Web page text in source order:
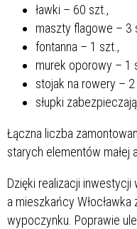
ławki – 60 szt.,
maszty flagowe – 3
fontanna – 1 szt.,
murek oporowy – 1
stojak na rowery – 2
słupki
Łączna liczba
starych elementów małej
Dzięki realizacji inwestycji
a mieszkańcy
wypoczynku. Poprawie